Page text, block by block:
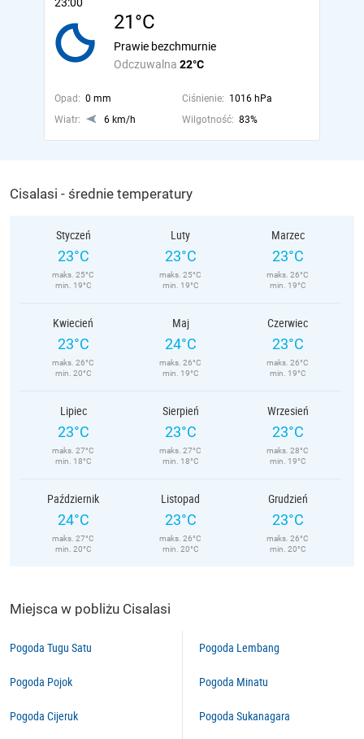
21°C
Odczuwalna 22°C
Prawie bezchmurnie
Opad: 0 mm Ciśnienie: 1016 hPa
Wiatr:
6 km/h Wilgotność: 83%
Cisalasi - średnie temperatury
Styczeń
23°C
maks. 25°C
min. 19°C
Luty
23°C
maks. 25°C
min. 19°C
Marzec
23°C
maks. 26°C
min. 19°C
Kwiecień
23°C
maks. 26°C
min. 20°C
Maj
24°C
maks. 26°C
min. 19°C
Czerwiec
23°C
maks. 26°C
min. 19°C
Lipiec
23°C
maks. 27°C
min. 18°C
Sierpień
23°C
maks. 27°C
min. 18°C
Wrzesień
23°C
maks. 28°C
min. 19°C
Październik
24°C
maks. 27°C
min. 20°C
Listopad
23°C
maks. 26°C
min. 20°C
Grudzień
23°C
maks. 26°C
min. 20°C
Miejsca w pobliżu Cisalasi
Pogoda Tugu Satu
Pogoda Pojok
Pogoda Cijeruk
Pogoda Lembang
Pogoda Minatu
Pogoda Sukanagara